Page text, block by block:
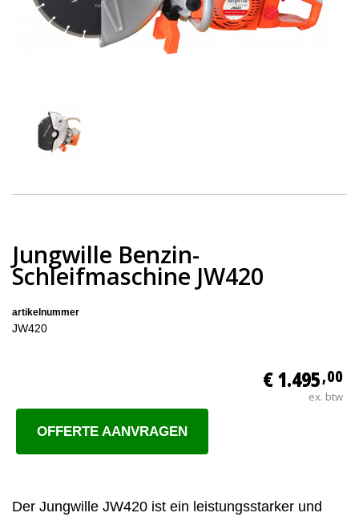
Jungwille Benzin-
Schleifmaschine JW420
artikelnummer
JW420
€ 1.495,00
ex. btw
OFFERTE AANVRAGEN
Der Jungwille JW420 ist ein leistungsstarker und